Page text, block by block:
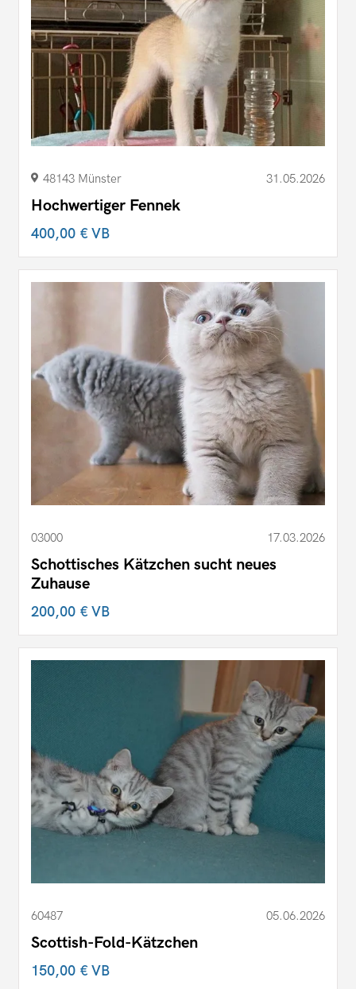
48143 Münster 31.05.2026
Hochwertiger Fennek
400,00 €VB
03000 17.03.2026
Schottisches Kätzchen sucht neues
Zuhause
200,00 €VB
60487 05.06.2026
Scottish-Fold-Kätzchen
150,00 €VB